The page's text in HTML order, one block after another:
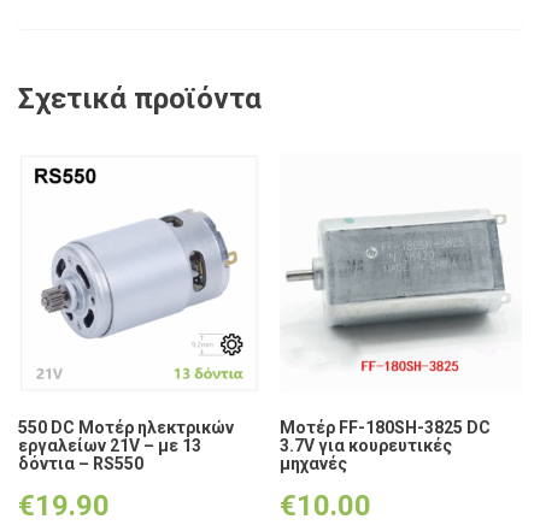
Σχετικά προϊόντα
550 DC Μοτέρ ηλεκτρικών
εργαλείων 21V – με 13
δόντια – RS550
€19.90
Μοτέρ FF-180SH-3825 DC
3.7V για κουρευτικές
μηχανές
€10.00